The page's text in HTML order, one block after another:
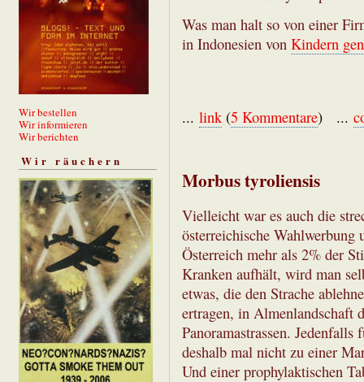
Wir bestellen
Wir informieren
Wir berichten
Wir räuchern
Was man halt so von einer
in Indonesien von Kindern
... link (5 Kommentare) ...
Morbus tyroliensis
Vielleicht war es auch die
österreichische Wahlwerbung
Österreich mehr als 2% der
Kranken aufhält, wird man
etwas, die den Strache
ertragen, in Almenlandschaft
Panoramastrassen.
deshalb mal nicht zu einer
Und einer prophylaktischen